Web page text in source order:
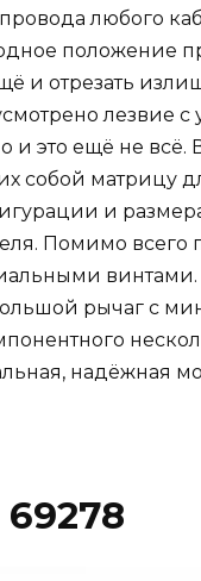
любого
положение
и отрезать
лезвие с
и это ещё не
собой матрицу
и
Помимо всего
рычаг с
надёжная
69278